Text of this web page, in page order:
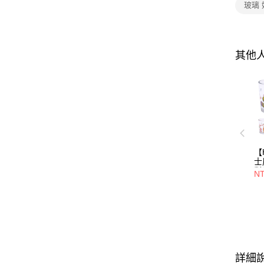
玻璃
其他
士
詳細